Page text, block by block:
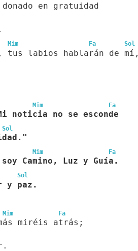
en gratuidad
Mim Fa Sol
labios hablarán de mí,
Mim Fa
noticia no se esconde
Sol
Mim Fa
Camino, Luz y Guía.
Sol
y paz.
Mim Fa
miréis atrás;